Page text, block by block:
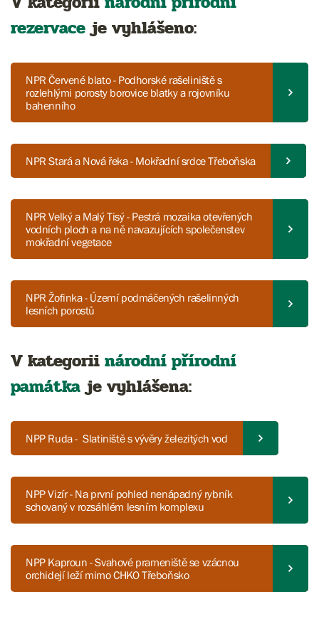
rezervaceje vyhlášeno:
NPR Červené blato - Podhorské rašeliniště s
rozlehlými porosty borovice blatky a rojovníku
bahenního
NPR Stará a Nová řeka - Mokřadní srdce Třeboňska
NPR Velký a Malý Tisý - Pestrá mozaika otevřených
vodních ploch a na ně navazujících společenstev
mokřadní vegetace
NPR Žofinka - Území podmáčených rašelinných
lesních porostů
V kategoriinárodní přírodní
památkaje vyhlášena:
NPP Ruda - Slatiniště s vývěry železitých vod
NPP Vizír - Na první pohled nenápadný rybník
schovaný v rozsáhlém lesním komplexu
NPP Kaproun - Svahové prameniště se vzácnou
orchidejí leží mimo CHKO Třeboňsko